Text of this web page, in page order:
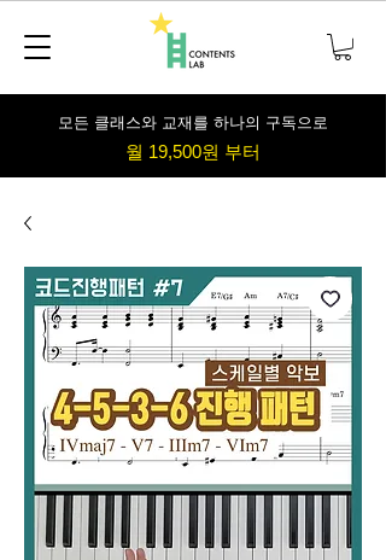
​모든 클래스와 교재를 하나의 구독으로
월 19,500원 부터